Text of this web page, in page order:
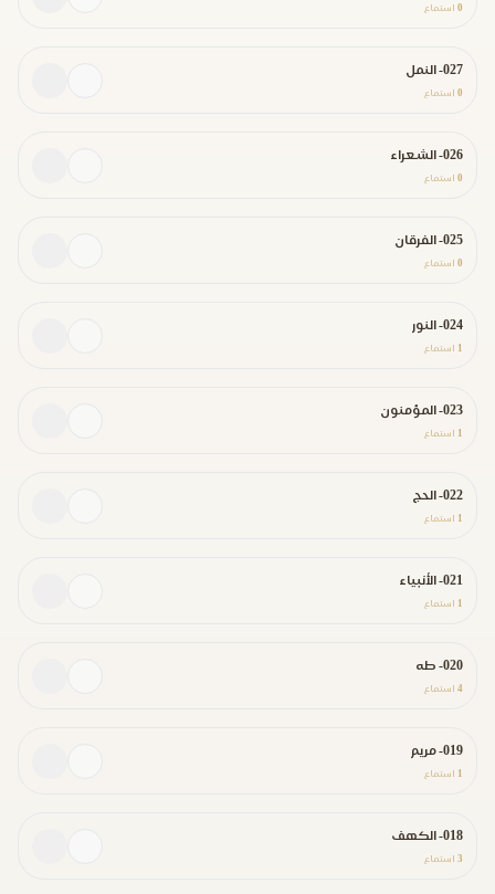
0 استماع
027- النمل
0 استماع
026- الشعراء
0 استماع
025- الفرقان
0 استماع
024- النور
1 استماع
023- المؤمنون
1 استماع
022- الحج
1 استماع
021- الأنبياء
1 استماع
020- طه
4 استماع
019- مريم
1 استماع
018- الكهف
3 استماع